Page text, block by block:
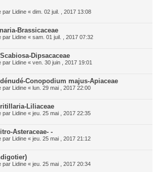
par Lidine « dim. 02 juil. , 2017 13:08
Brassicaceae
par Lidine « sam. 01 juil. , 2017 07:32
Dipsacaceae
par Lidine « ven. 30 juin , 2017 19:01
Conopodium majus-Apiaceae
par Lidine « lun. 29 mai , 2017 22:00
Liliaceae
par Lidine « jeu. 25 mai , 2017 22:35
Asteraceae- -
par Lidine « jeu. 25 mai , 2017 21:12
par Lidine « jeu. 25 mai , 2017 20:34